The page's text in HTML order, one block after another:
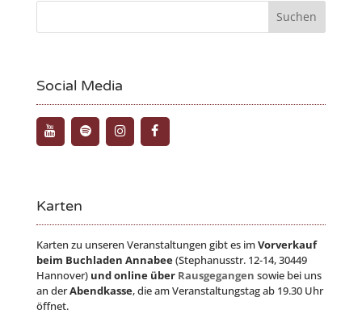
Social Media
Karten
Karten zu unseren Veranstaltungen gibt es imVorverkauf
beim Buchladen Annabee(Stephanusstr. 12-14, 30449
Hannover) und online über Rausgegangen sowie bei uns
an derAbendkasse, die am Veranstaltungstag ab 19.30 Uhr
öffnet.